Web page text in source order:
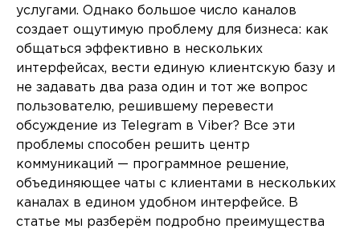
услугами. Однако большое число каналов
создает ощутимую проблему для бизнеса: как
общаться эффективно в нескольких
интерфейсах, вести единую клиентскую базу и
не задавать два раза один и тот же вопрос
пользователю, решившему перевести
обсуждение из Telegram в Viber? Все эти
проблемы способен решить центр
коммуникаций — программное решение,
объединяющее чаты с клиентами в нескольких
каналах в едином удобном интерфейсе. В
статье мы разберём подробно преимущества